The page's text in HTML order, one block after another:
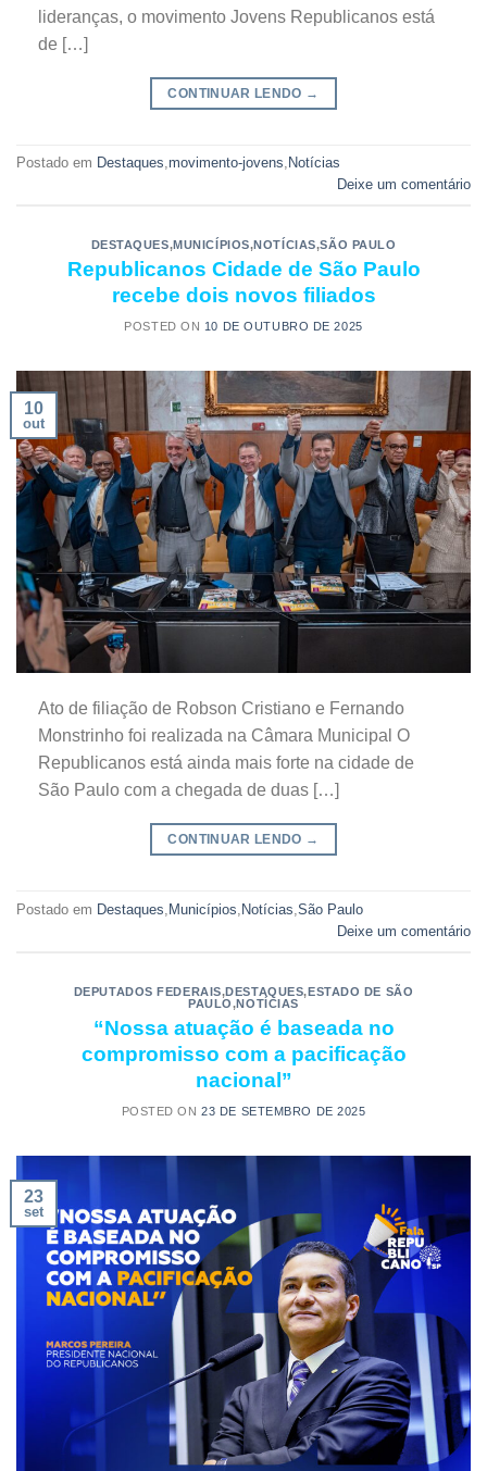
lideranças, o movimento Jovens Republicanos está
de […]
CONTINUAR LENDO →
Postado em Destaques movimento-jovens Notícias
Deixe um comentário
DESTAQUES,MUNICÍPIOS,NOTÍCIAS,SÃO PAULO
Republicanos Cidade de São Paulo
recebe dois novos filiados
POSTED ON 10 DE OUTUBRO DE 2025
10
out
Ato de filiação de Robson Cristiano e Fernando
Monstrinho foi realizada na Câmara Municipal O
Republicanos está ainda mais forte na cidade de
São Paulo com a chegada de duas […]
CONTINUAR LENDO →
Postado em Destaques Municípios Notícias São Paulo
Deixe um comentário
DEPUTADOS FEDERAIS,DESTAQUES,ESTADO DE SÃO
PAULO,NOTÍCIAS
“Nossa atuação é baseada no
compromisso com a pacificação
nacional”
POSTED ON23 DE SETEMBRO DE 2025
23
set